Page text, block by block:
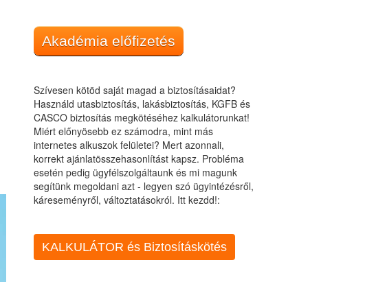
Akadémia előfizetés
Szívesen kötöd saját magad a biztosításaidat?
Használd utasbiztosítás, lakásbiztosítás, KGFB és
CASCO biztosítás megkötéséhez kalkulátorunkat!
Miért előnyösebb ez számodra, mint más
internetes alkuszok felületei? Mert azonnali,
korrekt ajánlatösszehasonlítást kapsz. Probléma
esetén pedig ügyfélszolgáltaunk és mi magunk
segítünk megoldani azt - legyen szó ügyintézésről,
káreseményről, változtatásokról. Itt kezdd!:
KALKULÁTOR és Biztosításkötés